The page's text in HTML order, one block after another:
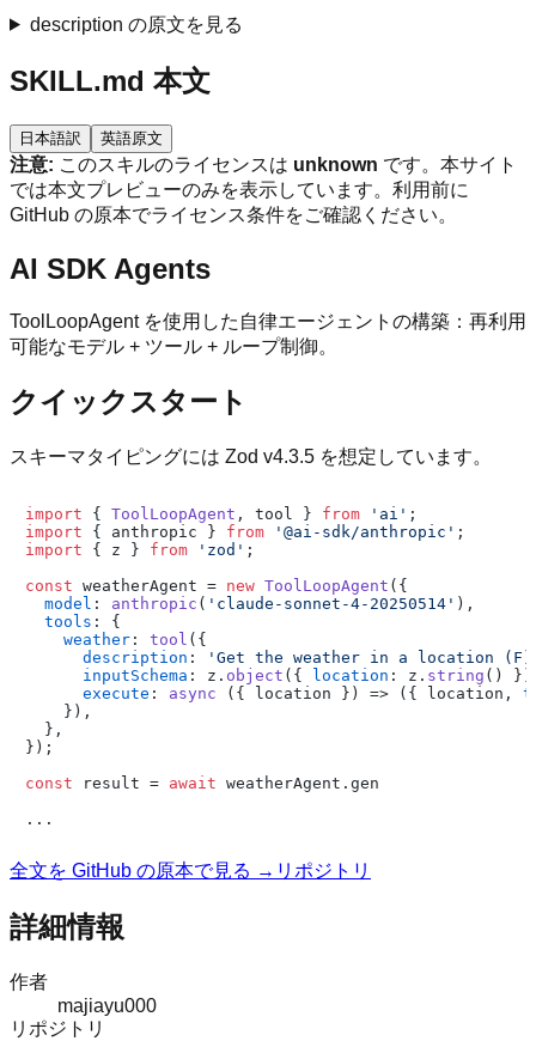
description の原文を見る
SKILL.md 本文
日本語訳 英語原文
注意: このスキルのライセンスは unknown です。本サイト
では本文プレビューのみを表示しています。利用前に
GitHub の原本でライセンス条件をご確認ください。
AI SDK Agents
ToolLoopAgent を使用した自律エージェントの構築：再利用
可能なモデル + ツール + ループ制御。
クイックスタート
スキーマタイピングには Zod v4.3.5 を想定しています。
import { ToolLoopAgent , tool } from 'ai'
import { anthropic } from '@ai-sdk/anthropic'
import { z } from 'zod' ;
const weatherAgent = new ToolLoopAgent ({
model : anthropic ( 'claude-sonnet-4-20250514' ),
tools : {
weather : tool ({
description :
'Get the weather in a location
inputSchema : z. object ({ location : z. string ()
execute : async ({ location }) => ({ location,
    }),
  },
});
const result = await weatherAgent. gen
全文を GitHub の原本で見る → リポジトリ
詳細情報
作者
majiayu000
リポジトリ